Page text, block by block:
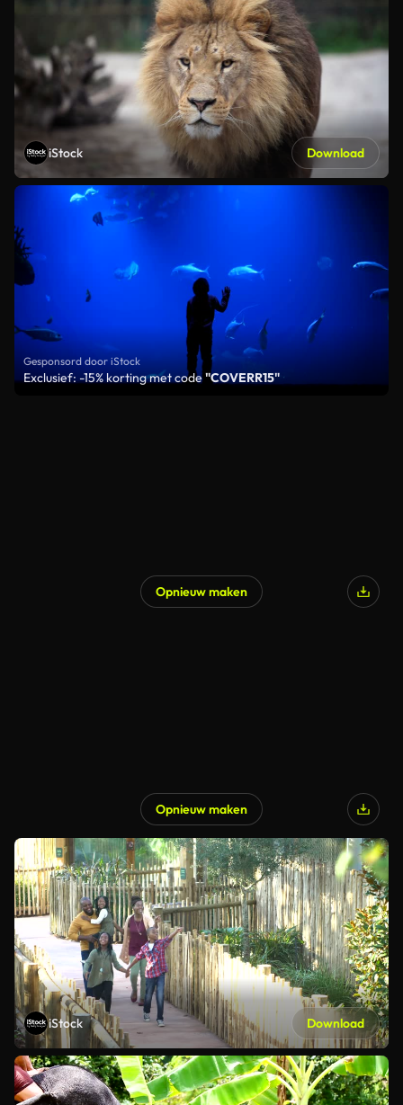
iStock Download
Gesponsord door iStock
Exclusief: -15% korting met code"COVERR15"
Opnieuw maken
Opnieuw maken
iStock Download